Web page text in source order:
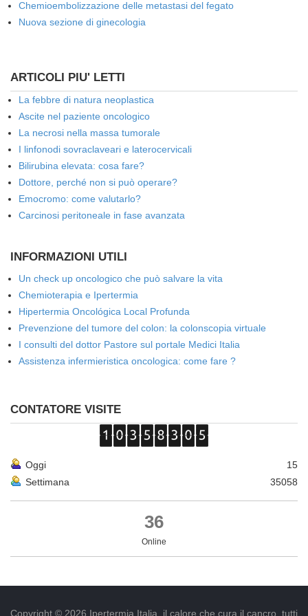
Chemioembolizzazione delle metastasi del fegato
Nuova sezione di ginecologia
ARTICOLI PIU' LETTI
La febbre di natura neoplastica
Ascite nel paziente oncologico
La necrosi nella massa tumorale
I linfonodi sovraclaveari e laterocervicali
Bilirubina elevata: cosa fare?
Dottore, perché non si può operare?
Emocromo: come valutarlo?
Carcinosi peritoneale in fase avanzata
INFORMAZIONI UTILI
Un check up oncologico che può salvare la vita
Chemioterapia e Ipertermia
Hipertermia Oncológica Local Profunda
Prevenzione del tumore del colon: la colonscopia virtuale
I consulti del dottor Pastore sul portale Medici Italia
Assistenza infermieristica oncologica: come fare ?
CONTATORE VISITE
Oggi
15
Settimana
35058
36
Online
Copyright © 2026 Ipertermia Italia, il calore che cura il cancro, tutti